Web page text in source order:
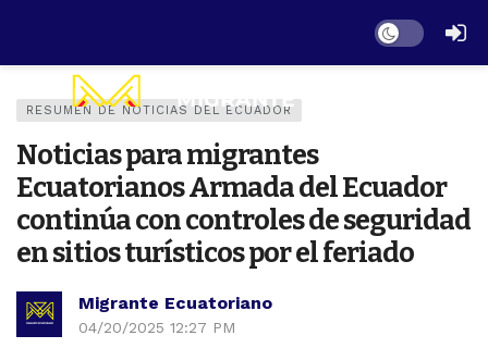
Dark mode
RESUMEN DE NOTICIAS DEL ECUADOR
Noticias para migrantes
Ecuatorianos Armada del Ecuador
continúa con controles de seguridad
en sitios turísticos por el feriado
Migrante Ecuatoriano
04/20/2025 12:27 PM